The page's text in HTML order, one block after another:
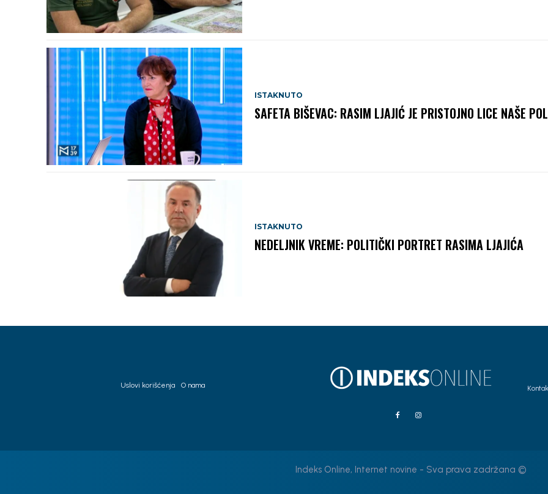
ISTAKNUTO
SAFETA BIŠEVAC: RASIM LJAJIĆ JE PRISTOJNO LICE NAŠE
ISTAKNUTO
NEDELJNIK VREME: POLITIČKI PORTRET RASIMA LJAJIĆA
Uslovi korišćenja O nama
Indeks Online, Internet novine - Sva prava zadržana ©